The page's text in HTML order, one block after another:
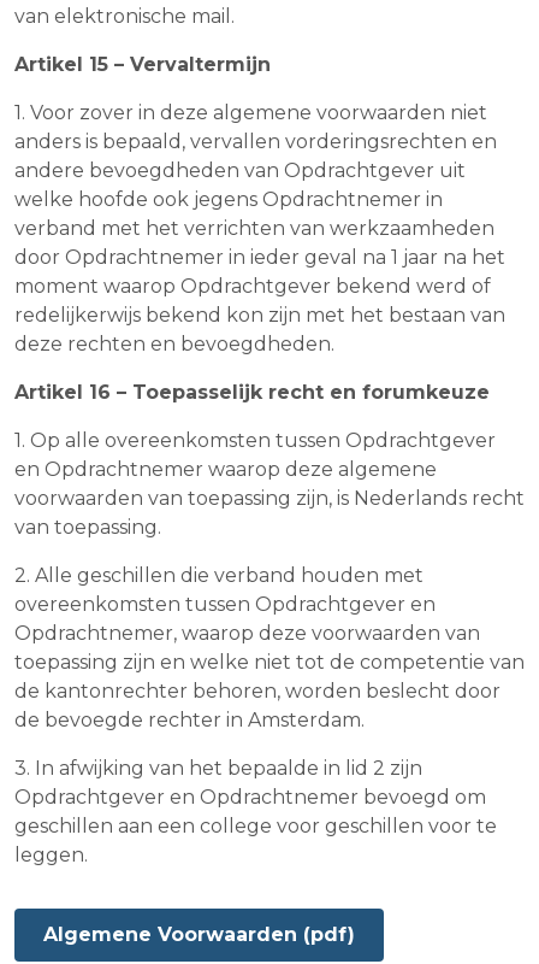
van elektronische mail.
Artikel 15 – Vervaltermijn
1. Voor zover in deze algemene voorwaarden niet
anders is bepaald, vervallen vorderingsrechten en
andere bevoegdheden van Opdrachtgever uit
welke hoofde ook jegens Opdrachtnemer in
verband met het verrichten van werkzaamheden
door Opdrachtnemer in ieder geval na 1 jaar na het
moment waarop Opdrachtgever bekend werd of
redelijkerwijs bekend kon zijn met het bestaan van
deze rechten en bevoegdheden.
Artikel 16 – Toepasselijk recht en forumkeuze
1. Op alle overeenkomsten tussen Opdrachtgever
en Opdrachtnemer waarop deze algemene
voorwaarden van toepassing zijn, is Nederlands recht
van toepassing.
2. Alle geschillen die verband houden met
overeenkomsten tussen Opdrachtgever en
Opdrachtnemer, waarop deze voorwaarden van
toepassing zijn en welke niet tot de competentie van
de kantonrechter behoren, worden beslecht door
de bevoegde rechter in Amsterdam.
3. In afwijking van het bepaalde in lid 2 zijn
Opdrachtgever en Opdrachtnemer bevoegd om
geschillen aan een college voor geschillen voor te
leggen.
Algemene Voorwaarden (pdf)